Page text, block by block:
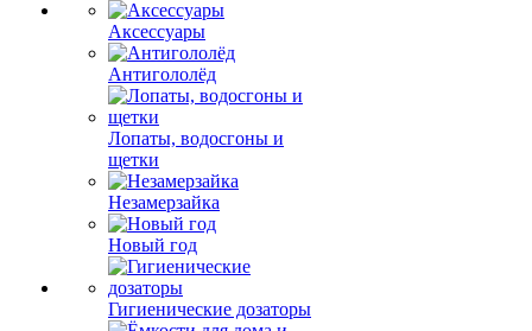
Аксессуары
Антигололёд
Лопаты, водосгоны и
щетки
Незамерзайка
Новый год
Гигиенические дозаторы